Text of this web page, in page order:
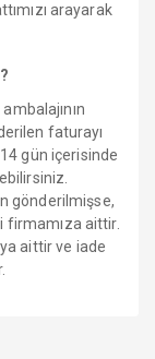
arayarak
faturayı
gün içerisinde
gönderilmişse,
firmamıza aittir.
aittir ve iade